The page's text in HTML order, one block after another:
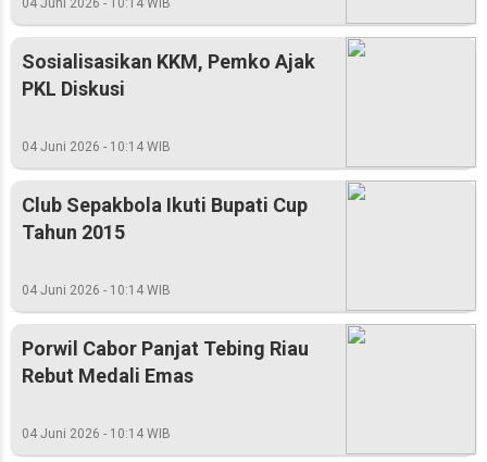
Sosialisasikan KKM, Pemko Ajak
PKL Diskusi
04 Juni 2026 - 10:14 WIB
Club Sepakbola Ikuti Bupati Cup
Tahun 2015
04 Juni 2026 - 10:14 WIB
Porwil Cabor Panjat Tebing Riau
Rebut Medali Emas
04 Juni 2026 - 10:14 WIB